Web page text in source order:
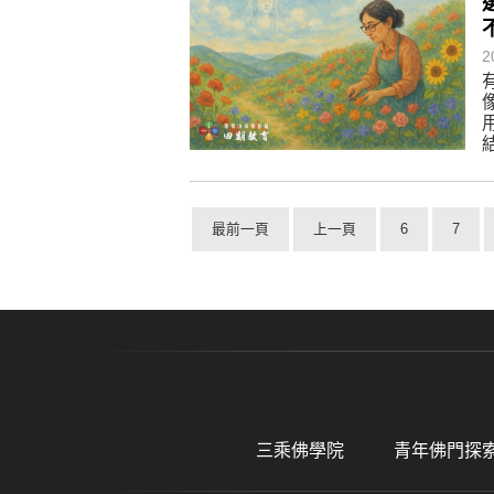
最前一頁 上一頁 6 7
三乘佛學院 青年佛門探